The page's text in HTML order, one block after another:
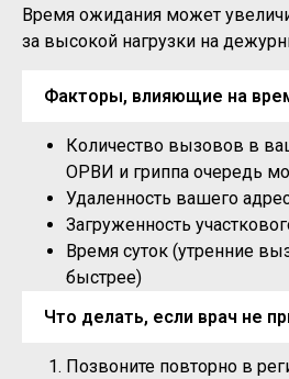
Время ожидания может
за высокой нагрузки на
Факторы, влияющие на
Количество вызовов в
ОРВИ и гриппа очередь
Удаленность вашего
Загруженность
Время суток (утренние
быстрее)
Что делать, если врач не
Позвоните повторно в